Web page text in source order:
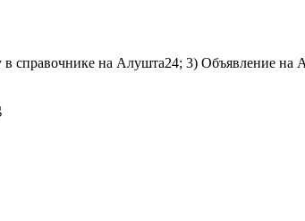
справочнике на Алушта24; 3) Объявление